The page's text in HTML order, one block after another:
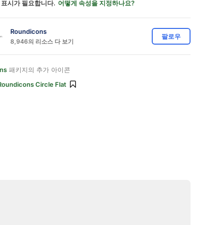
시가 필요합니다. 어떻게 속성을 지정하나요?
Roundicons
8,946의 리소스 다 보기
팔로우
패키지의 추가 아이콘
Circle Flat